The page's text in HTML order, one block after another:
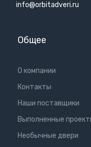
info@orbitadveri.ru
Общее
О компании
Контакты
Наши поставщики
Выполненные
Необычные двери